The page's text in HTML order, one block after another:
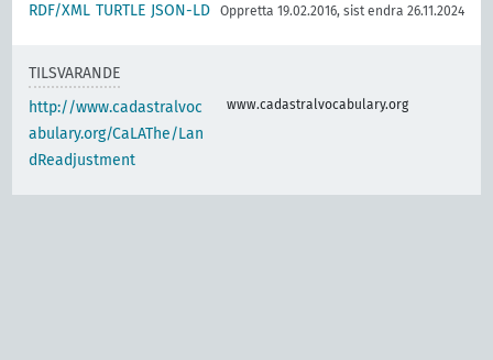
RDF/XML TURTLE JSON-LD Oppretta 19.02.2016, sist endra 26.11.2024
TILSVARANDE
http://www.cadastralvoc
abulary.org/CaLAThe/Lan
dReadjustment
www.cadastralvocabulary.org